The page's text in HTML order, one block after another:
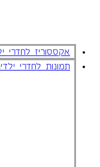
אקססוריז לחדרי
תמונות לחדרי